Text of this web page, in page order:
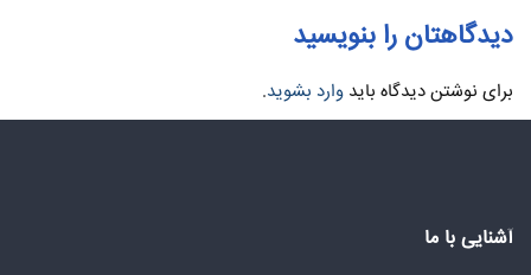
دیدگاهتان را بنویسید
برای نوشتن دیدگاه باید وارد بشوید.
آشنایی با ما